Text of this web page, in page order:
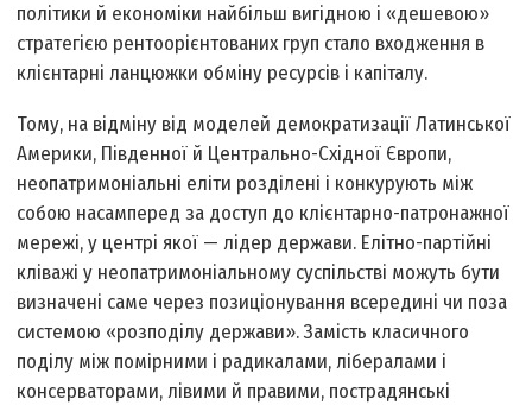
політики й економіки найбільш вигідною і «дешевою»
стратегією рентоорієнтованих груп стало входження в
клієнтарні ланцюжки обміну ресурсів і капіталу.
Тому, на відміну від моделей демократизації Латинської
Америки, Південної й Центрально-Східної Європи,
неопатримоніальні еліти розділені і конкурують між
собою насамперед за доступ до клієнтарно-патронажної
мережі, у центрі якої — лідер держави. Елітно-партійні
кліважі у неопатримоніальному суспільстві можуть бути
визначені саме через позиціонування всередині чи поза
системою «розподілу держави». Замість класичного
поділу між помірними і радикалами, лібералами і
консерваторами, лівими й правими, пострадянські